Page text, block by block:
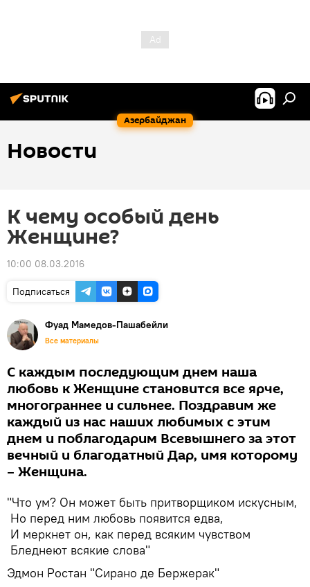
Азербайджан
Новости
К чему особый день
Женщине?
10:00 08.03.2016
Подписаться
Фуад Мамедов-Пашабейли
Все материалы
С каждым последующим днем наша
любовь к Женщине становится все ярче,
многограннее и сильнее. Поздравим же
каждый из нас наших любимых с этим
днем и поблагодарим Всевышнего за этот
вечный и благодатный Дар, имя которому
– Женщина.
"Что ум? Он может быть притворщиком искусным,
Но перед ним любовь появится едва,
И меркнет он, как перед всяким чувством
Бледнеют всякие слова"
Эдмон Ростан "Сирано де Бержерак"